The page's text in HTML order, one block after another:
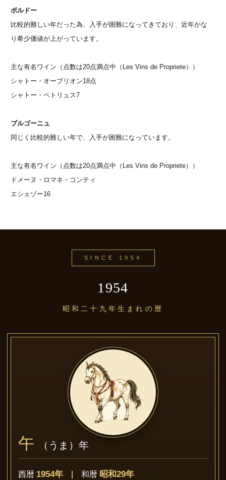
ボルドー
比較的難しい年だった為、入手が困難になってきており、近年かな
り希少価値が上がっています。
主な有名ワイン（点数は20点満点中（Les Vins de Propriete））
シャトー・オーブリオン18点
シャトー・ペトリュス7
ブルゴーニュ
同じく比較的難しい年で、入手が困難になっています。
主な有名ワイン（点数は20点満点中（Les Vins de Propriete））
ドメーヌ・ロマネ・コンティ
エシェゾー16
SINCE 1954
1954
昭和二十九年生まれの暦
午 （うま）年
西暦 1954年 | 和暦 昭和29年